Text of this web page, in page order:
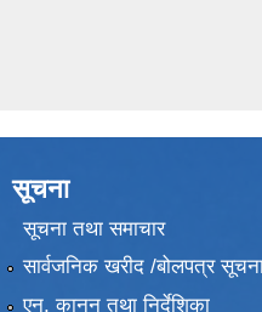
सूचना
सूचना तथा समाचार
सार्वजनिक खरीद /बोलपत्र
एन, कानुन तथा निर्देशिका